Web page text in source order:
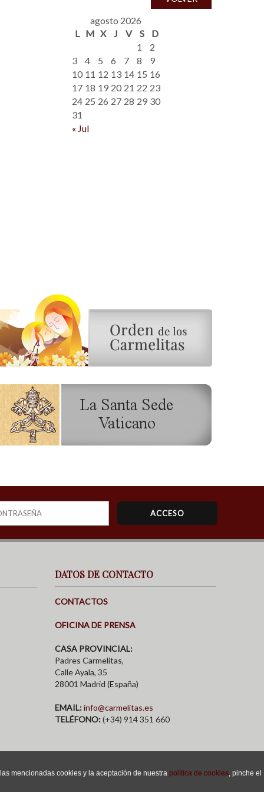
agosto 2026
L
M X J V S D
« Jul
1
2
3
4 5 6 7 8
9
10 11 12 13 14 15 16
17 18 19 20 21 22 23
24 25 26 27 28 29 30
31
DATOS DE CONTACTO
CONTACTOS
OFICINA DE PRENSA
CASA PROVINCIAL:
Padres Carmelitas,
Calle Ayala, 35
28001 Madrid (España)
EMAIL:info@carmelitas.es
TELÉFONO:(+34) 914 351 660
mencionadas cookies y la aceptación de nuestra política de cookies, pinche el